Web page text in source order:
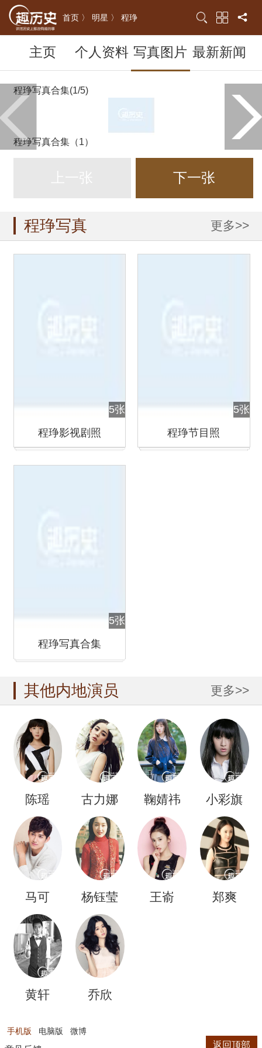
首页 〉 明星 〉 程琤
主页 个人资料 写真图片 最新新闻
程琤写真合集(1/5)
程琤写真合集（1）
下一张
程琤写真 更多>>
5张
程琤影视剧照
5张
程琤节目照
5张
程琤写真合集
其他内地演员 更多>>
陈瑶 古力娜
扎
鞠婧祎 小彩旗
马可 杨钰莹 王嵛 郑爽
黄轩 乔欣
手机版 电脑版 微博
返回顶部